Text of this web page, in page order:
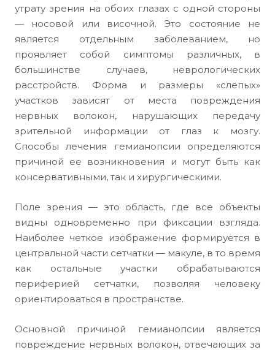
утрату зрения на обоих глазах с одной стороны
— носовой или височной. Это состояние не
является отдельным заболеванием, но
проявляет собой симптомы различных, в
большинстве случаев, неврологических
расстройств. Форма и размеры «слепых»
участков зависят от места повреждения
нервных волокон, нарушающих передачу
зрительной информации от глаз к мозгу.
Способы лечения гемианопсии определяются
причиной ее возникновения и могут быть как
консервативными, так и хирургическими.
Поле зрения — это область, где все объекты
видны одновременно при фиксации взгляда.
Наиболее четкое изображение формируется в
центральной части сетчатки — макуле, в то время
как остальные участки обрабатываются
периферией сетчатки, позволяя человеку
ориентироваться в пространстве.
Основной причиной гемианопсии является
повреждение нервных волокон, отвечающих за